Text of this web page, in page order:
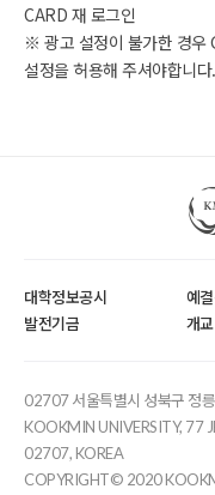
CARD 재 로그인
※ 광고 설정이 불가한 경우
설정을 허용해 주셔야합니다.
국
대학정보공시 예
발전기금
개
02707 서울특별시 성북구 정
KOOKMIN UNIVERSITY, 77
02707, KOREA
COPYRIGHT© 2020